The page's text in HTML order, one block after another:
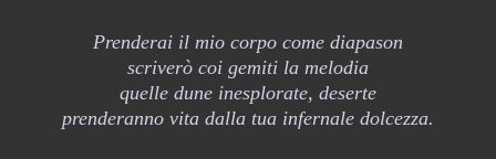
Prenderai il mio corpo come diapason
scriverò coi gemiti la melodia
quelle dune inesplorate, deserte
prenderanno vita dalla tua infernale dolcezza.